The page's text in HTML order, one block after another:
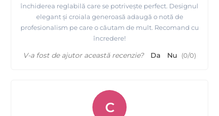
închiderea reglabilă care se potrivește perfect. Designul
elegant și croiala generoasă adaugă o notă de
profesionalism pe care o căutam de mult. Recomand cu
încredere!
V-a fost de ajutor această recenzie? Da Nu (0/0)
C